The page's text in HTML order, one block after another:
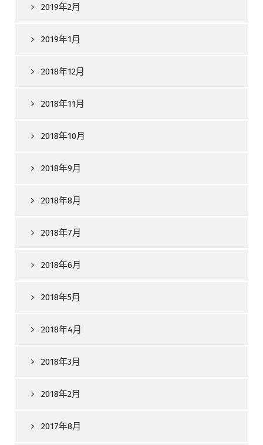
2019年2月
2019年1月
2018年12月
2018年11月
2018年10月
2018年9月
2018年8月
2018年7月
2018年6月
2018年5月
2018年4月
2018年3月
2018年2月
2017年8月